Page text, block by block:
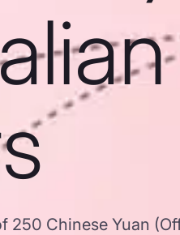
250 Chinese Yuan